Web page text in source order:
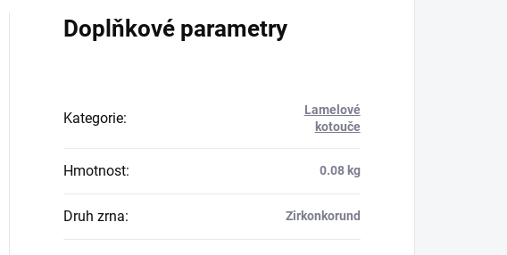
Doplňkové parametry
Kategorie:
Lamelové
kotouče
Hmotnost: 0.08 kg
Druh zrna: Zirkonkorund